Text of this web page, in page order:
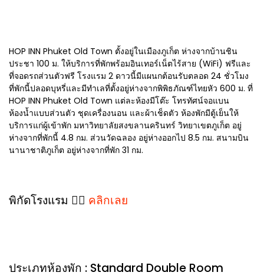
HOP INN Phuket Old Town ตั้งอยู่ในเมืองภูเก็ต ห่างจากบ้านชิน
ประชา 100 ม. ให้บริการที่พักพร้อมอินเทอร์เน็ตไร้สาย (WiFi) ฟรีและ
ที่จอดรถส่วนตัวฟรี โรงแรม 2 ดาวนี้มีแผนกต้อนรับตลอด 24 ชั่วโมง
ที่พักนี้ปลอดบุหรี่และมีทำเลที่ตั้งอยู่ห่างจากพิพิธภัณฑ์ไทยหัว 600 ม. ที่
HOP INN Phuket Old Town แต่ละห้องมีโต๊ะ โทรทัศน์จอแบน
ห้องน้ำแบบส่วนตัว ชุดเครื่องนอน และผ้าเช็ดตัว ห้องพักมีตู้เย็นให้
บริการแก่ผู้เข้าพัก มหาวิทยาลัยสงขลานครินทร์ วิทยาเขตภูเก็ต อยู่
ห่างจากที่พักนี้ 4.8 กม. ส่วนวัดฉลอง อยู่ห่างออกไป 8.5 กม. สนามบิน
นานาชาติภูเก็ต อยู่ห่างจากที่พัก 31 กม.
พิกัดโรงแรม 👉🏻 คลิกเลย
ประเภทห้องพัก : Standard Double Room